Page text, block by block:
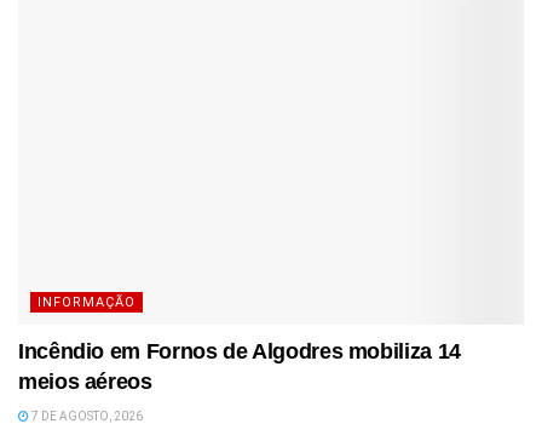
INFORMAÇÃO
Incêndio em Fornos de Algodres mobiliza 14
meios aéreos
7 DE AGOSTO, 2026